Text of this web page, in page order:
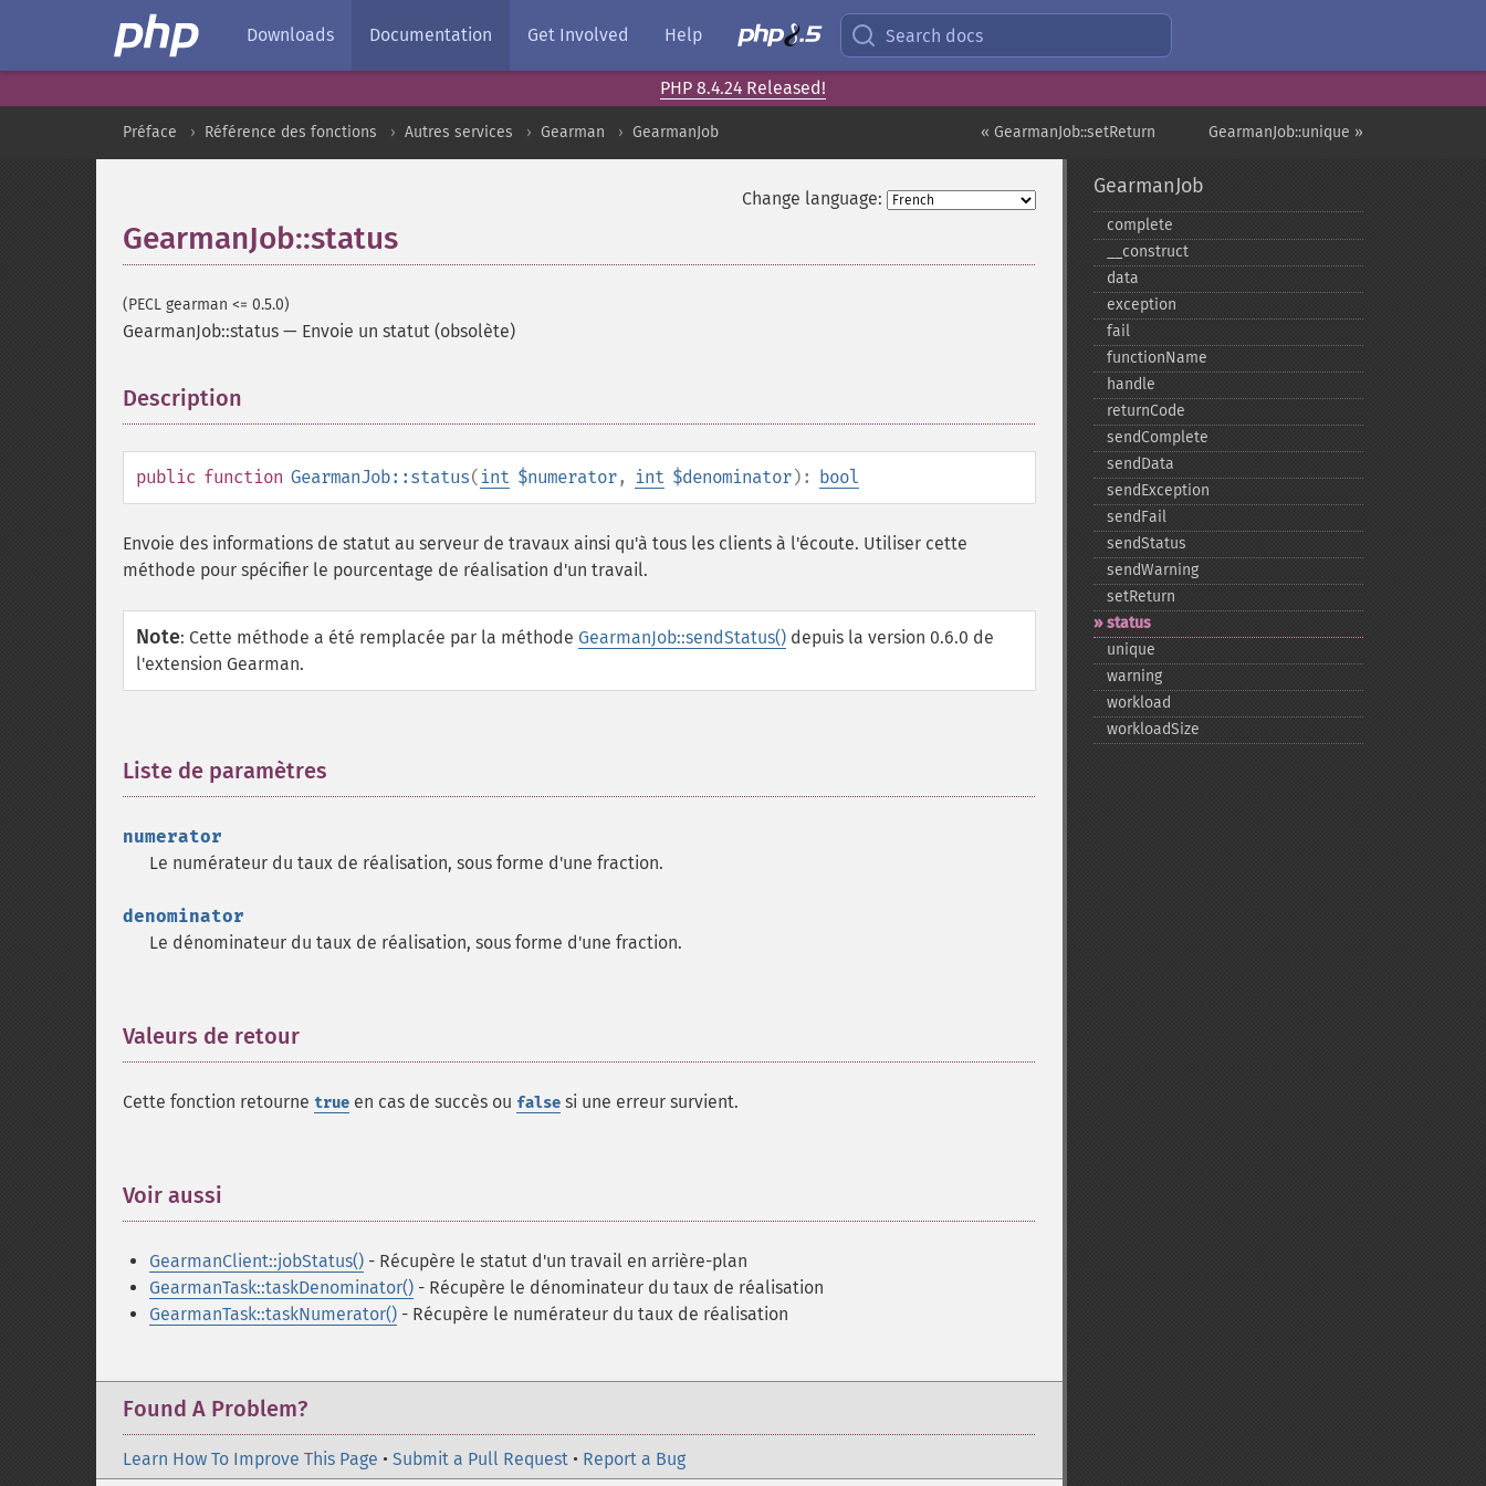
Downloads Documentation Get Involved Help Search docs
PHP 8.4.24 Released!
GearmanJob::unique »
« GearmanJob::setReturn
Préface Référence des fonctions Autres services Gearman GearmanJob
Change language:
GearmanJob::status
(PECL gearman <= 0.5.0)
GearmanJob::status — Envoie un statut (obsolète)
Description
public function GearmanJob::status( int $numerator, int $denominator): bool
Envoie des informations de statut au serveur de travaux ainsi qu'à tous les clients à l'écoute. Utiliser cette
méthode pour spécifier le pourcentage de réalisation d'un travail.
Note: Cette méthode a été remplacée par la méthode GearmanJob::sendStatus() depuis la version 0.6.0 de
l'extension Gearman.
Liste de paramètres
numerator
Le numérateur du taux de réalisation, sous forme d'une fraction.
denominator
Le dénominateur du taux de réalisation, sous forme d'une fraction.
Valeurs de retour
Cette fonction retourne true en cas de succès ou false si une erreur survient.
Voir aussi
GearmanClient::jobStatus() - Récupère le statut d'un travail en arrière-plan
GearmanTask::taskDenominator() - Récupère le dénominateur du taux de réalisation
GearmanTask::taskNumerator() - Récupère le numérateur du taux de réalisation
Found A Problem?
Learn How To Improve This Page • Submit a Pull Request • Report a Bug
GearmanJob
complete
_​_​construct
data
exception
fail
functionName
handle
returnCode
sendComplete
sendData
sendException
sendFail
sendStatus
sendWarning
setReturn
status
unique
warning
workload
workloadSize